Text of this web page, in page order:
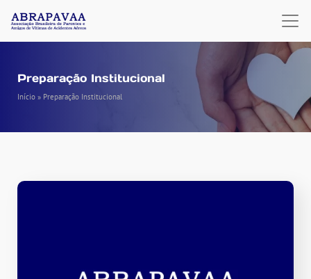
Preparação Institucional
Início » Preparação Institucional